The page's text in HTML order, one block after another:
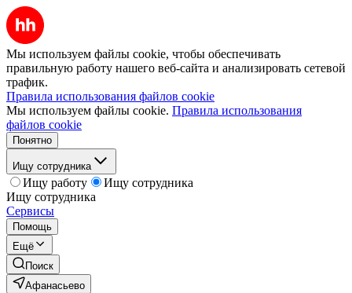
Мы используем файлы cookie, чтобы обеспечивать
правильную работу нашего веб-сайта и анализировать сетевой
трафик.
Правила использования файлов cookie
Мы используем файлы cookie. Правила использования
файлов cookie
Понятно
Ищу сотрудника
Ищу работу
Ищу сотрудника
Ищу сотрудника
Сервисы
Помощь
Ещё
Поиск
Афанасьево